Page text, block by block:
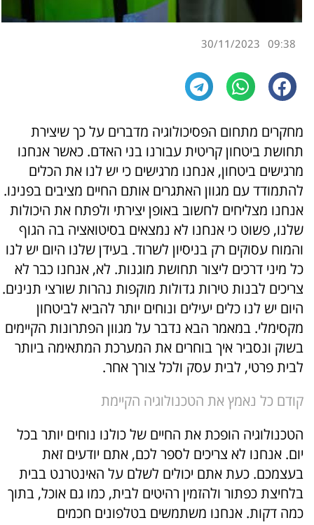
09:38
30/11/2023
מחקרים מתחום הפסיכולוגיה מדברים על כך שיצירת
תחושת ביטחון קריטית עבורנו בני האדם. כאשר אנחנו
מרגישים ביטחון, אנחנו מרגישים כי יש לנו את הכלים
להתמודד עם מגוון האתגרים אותם החיים מציבים בפנינו.
אנחנו מצליחים לחשוב באופן יצירתי ולפתח את היכולות
שלנו, פשוט כי אנחנו לא נמצאים בסיטואציה בה הגוף
והמוח עסוקים רק בניסיון לשרוד. בעידן שלנו היום יש לנו
כל מיני דרכים ליצור תחושת מוגנות. לא, אנחנו כבר לא
צריכים לבנות טירות גדולות מוקפות נהרות שורצי תנינים.
היום יש לנו כלים יעילים ונוחים יותר להביא לביטחון
מקסימלי. במאמר הבא נדבר על מגוון הפתרונות הקיימים
בשוק ונסביר איך בוחרים את המערכת המתאימה ביותר
לבית פרטי, לבית עסק ולכל צורך אחר.
קודם כל נאמץ את הטכנולוגיה הקיימת
הטכנולוגיה הופכת את החיים של כולנו נוחים יותר בכל
יום. אנחנו לא צריכים לספר לכם, אתם יודעים זאת
בעצמכם. כעת אתם יכולים לשלם על האינטרנט בבית
בלחיצת כפתור ולהזמין רהיטים לבית, כמו גם אוכל, בתוך
כמה דקות. אנחנו משתמשים בטלפונים חכמים